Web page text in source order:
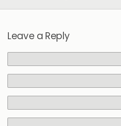
Leave a Reply